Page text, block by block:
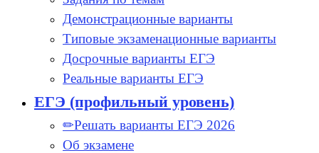
Демонстрационные варианты
Типовые экзаменационные варианты
Досрочные варианты ЕГЭ
Реальные варианты ЕГЭ
ЕГЭ (профильный уровень)
✏Решать варианты ЕГЭ 2026
Об экзамене